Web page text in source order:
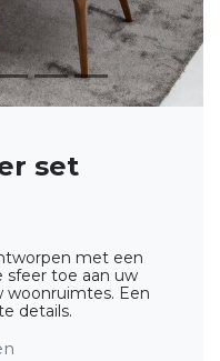
set
met een
sfeer toe aan uw
Een
details.